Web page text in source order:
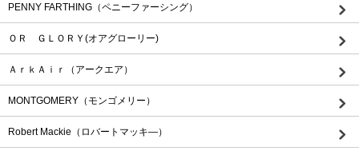
PENNY FARTHING（ペニーファーシング）
ＯＲ ＧＬＯＲＹ(オアグローリー)
ＡｒｋＡｉｒ（アークエア）
MONTGOMERY（モンゴメリー）
Robert Mackie（ロバートマッキ―）